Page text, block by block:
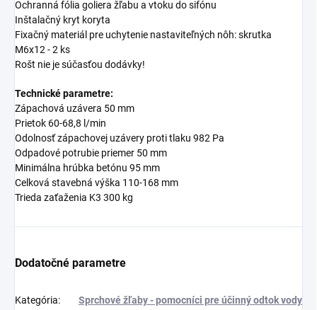
Ochranná fólia goliera žľabu a vtoku do sifónu
Inštalačný kryt koryta
Fixačný materiál pre uchytenie nastaviteľných nôh: skrutka
M6x12 - 2 ks
Rošt nie je súčasťou dodávky!
Technické parametre:
Zápachová uzávera 50 mm
Prietok 60-68,8 l/min
Odolnosť zápachovej uzávery proti tlaku 982 Pa
Odpadové potrubie priemer 50 mm
Minimálna hrúbka betónu 95 mm
Celková stavebná výška 110-168 mm
Trieda zaťaženia K3 300 kg
Dodatočné parametre
Kategória: Sprchové žľaby - pomocníci pre účinný odtok vody